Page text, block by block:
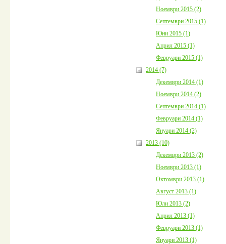
Ноември 2015 (2)
Септември 2015 (1)
Юни 2015 (1)
Април 2015 (1)
Февруари 2015 (1)
2014 (7)
Декември 2014 (1)
Ноември 2014 (2)
Септември 2014 (1)
Февруари 2014 (1)
Януари 2014 (2)
2013 (10)
Декември 2013 (2)
Ноември 2013 (1)
Октомври 2013 (1)
Август 2013 (1)
Юли 2013 (2)
Април 2013 (1)
Февруари 2013 (1)
Януари 2013 (1)